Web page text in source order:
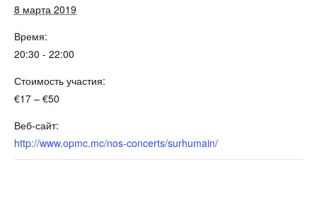
8 марта 2019
Время:
20:30 - 22:00
Стоимость участия:
€17 – €50
Веб-сайт:
http://www.opmc.mc/nos-concerts/surhumain/